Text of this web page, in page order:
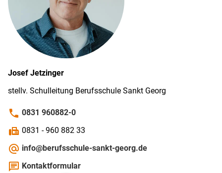
Josef Jetzinger
stellv. Schul­leitung Berufs­schule Sankt Georg
phone 0831 960882-0
fax 0831 - 960 882 33
alternate_email info@berufsschule-sankt-georg.de
chat Kontaktformular